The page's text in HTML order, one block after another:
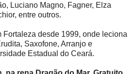
Luciano Magno, Fagner, Elza
entre outros.
Fortaleza desde 1999, onde leciona
Saxofone, Arranjo e
Estadual do Ceará.